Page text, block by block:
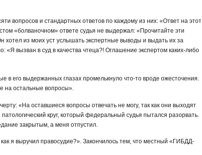
вопросов и стандартных ответов по каждому из них: «Ответ на этот
«болваночном» ответе судья не выдержал: «Прочитайте эти
хотел из моих уст услышать экспертные выводы и выдать их за
«Я вызван в суд в качества чтеца?! Оглашение экспертом каких-либо
в его выдержанных глазах промелькнуло что-то вроде ожесточения.
на остальные вопросы».
«На оставшиеся вопросы отвечать не могу, так как они выходят
круг, который федеральный судья пытался разорвать.
закрытым, а меня отпустил.
я выручил правосудие?». Закончилось тем, что местный «ГИБДД-